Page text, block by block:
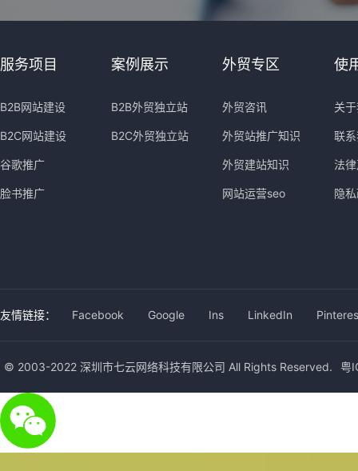
服务项目
B2B网站建设
B2C网站建设
谷歌推广
脸书推广
案例展示
B2B外贸独立站
B2C外贸独立站
外贸专区
外贸咨讯
外贸站推广知识
外贸建站知识
网站运营seo
使
关
联
法
隐
友情链接： Facebook Google Ins LinkedIn
© 2003-2022 深圳市七云网络科技有限公司 All Rights Reserved. 粤